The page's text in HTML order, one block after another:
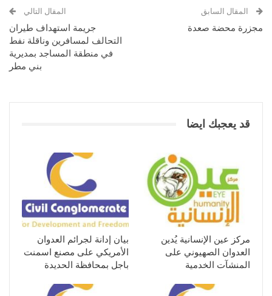
المقال السابق
مجزرة محضة صعدة
المقال التالي
جريمة استهداف طيران
التحالف لمسافرين وناقلة نفط
في منطقة المساجد بمديرية
بني مطر
قد يعجبك ايضا
مركز عين الإنسانية يُدين
العدوان الصهيوني على
المنشآت الخدمية
بيان إدانة لجرائم العدوان
الأمريكي على مصنع اسمنت
باجل بمحافظة الحديدة